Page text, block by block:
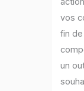
vos
fin
un